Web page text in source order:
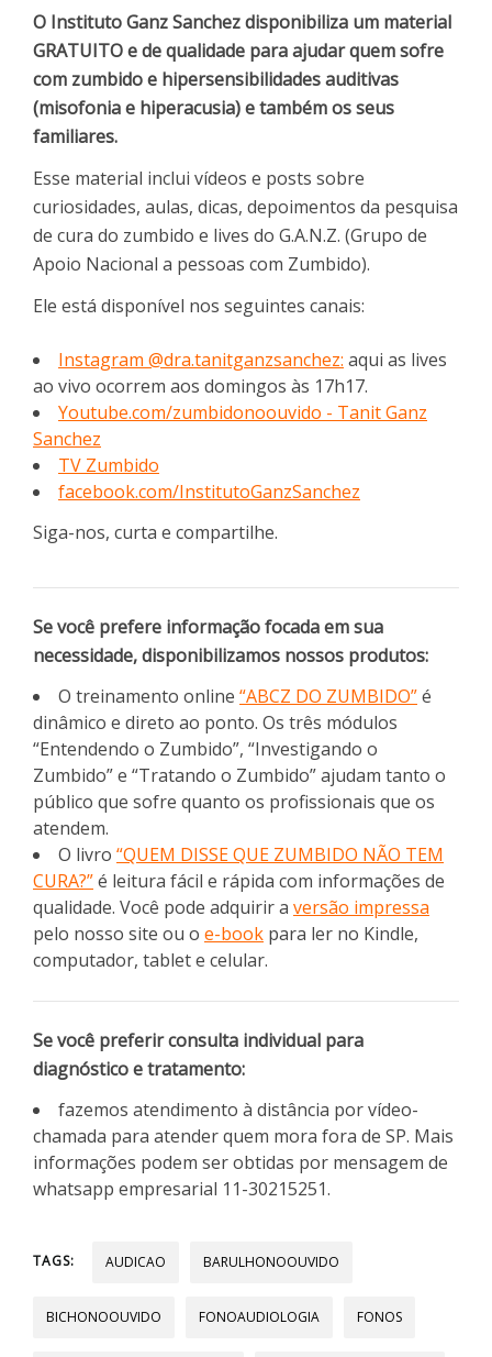
O Instituto Ganz Sanchez disponibiliza um material
GRATUITO e de qualidade para ajudar quem sofre
com zumbido e hipersensibilidades auditivas
(misofonia e hiperacusia) e também os seus
familiares.
Esse material inclui vídeos e posts sobre
curiosidades, aulas, dicas, depoimentos da pesquisa
de cura do zumbido e lives do G.A.N.Z. (Grupo de
Apoio Nacional a pessoas com Zumbido).
Ele está disponível nos seguintes canais:
Instagram @dra.tanitganzsanchez: aqui as lives
ao vivo ocorrem aos domingos às 17h17.
Youtube.com/zumbidonoouvido - Tanit Ganz
Sanchez
TV Zumbido
facebook.com/InstitutoGanzSanchez
Siga-nos, curta e compartilhe.
Se você prefere informação focada em sua
necessidade, disponibilizamos nossos produtos:
O treinamento online “ABCZ DO ZUMBIDO”é
dinâmico e direto ao ponto. Os três módulos
“Entendendo o Zumbido”, “Investigando o
Zumbido” e “Tratando o Zumbido” ajudam tanto o
público que sofre quanto os profissionais que os
atendem.
O livro “QUEM DISSE QUE ZUMBIDO NÃO TEM
CURA?”é leitura fácil e rápida com informações de
qualidade. Você pode adquirir a versão impressa
pelo nosso site ou o e-book para ler no Kindle,
computador, tablet e celular.
Se você preferir consulta individual para
diagnóstico e tratamento:
fazemos atendimento à distância por vídeo-
chamada para atender quem mora fora de SP. Mais
informações podem ser obtidas por mensagem de
whatsapp empresarial 11-30215251.
TAGS: AUDICAO BARULHONOOUVIDO
BICHONOOUVIDO FONOAUDIOLOGIA FONOS